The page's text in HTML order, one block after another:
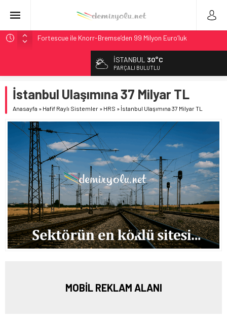
Fortescue ile Knorr-Bremse’den 99 Milyon Euro’luk
Stadler, Austin’e 21 CITYLINK Hafif Raylı Aracı Tedarik
9,9 Milyar Dolarlık Mor Hat’ta Tel Testleri Başladı
Utah’ta 31 Milyon Dolarlık Proje Trafik Çilesini Bitiriyor
İmzaladı
İSTANBUL 30°C
PARÇALI BULUTLU
İstanbul Ulaşımına 37 Milyar TL
Anasayfa » Hafif Raylı Sistemler » HRS » İstanbul Ulaşımına 37 Milyar TL
MOBİL REKLAM ALANI